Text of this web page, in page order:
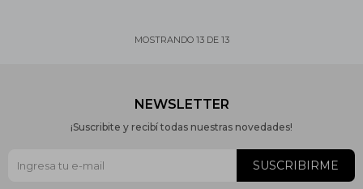
MOSTRANDO 13DE 13
NEWSLETTER
¡Suscribite y recibí todas nuestras novedades!
SUSCRIBIRME